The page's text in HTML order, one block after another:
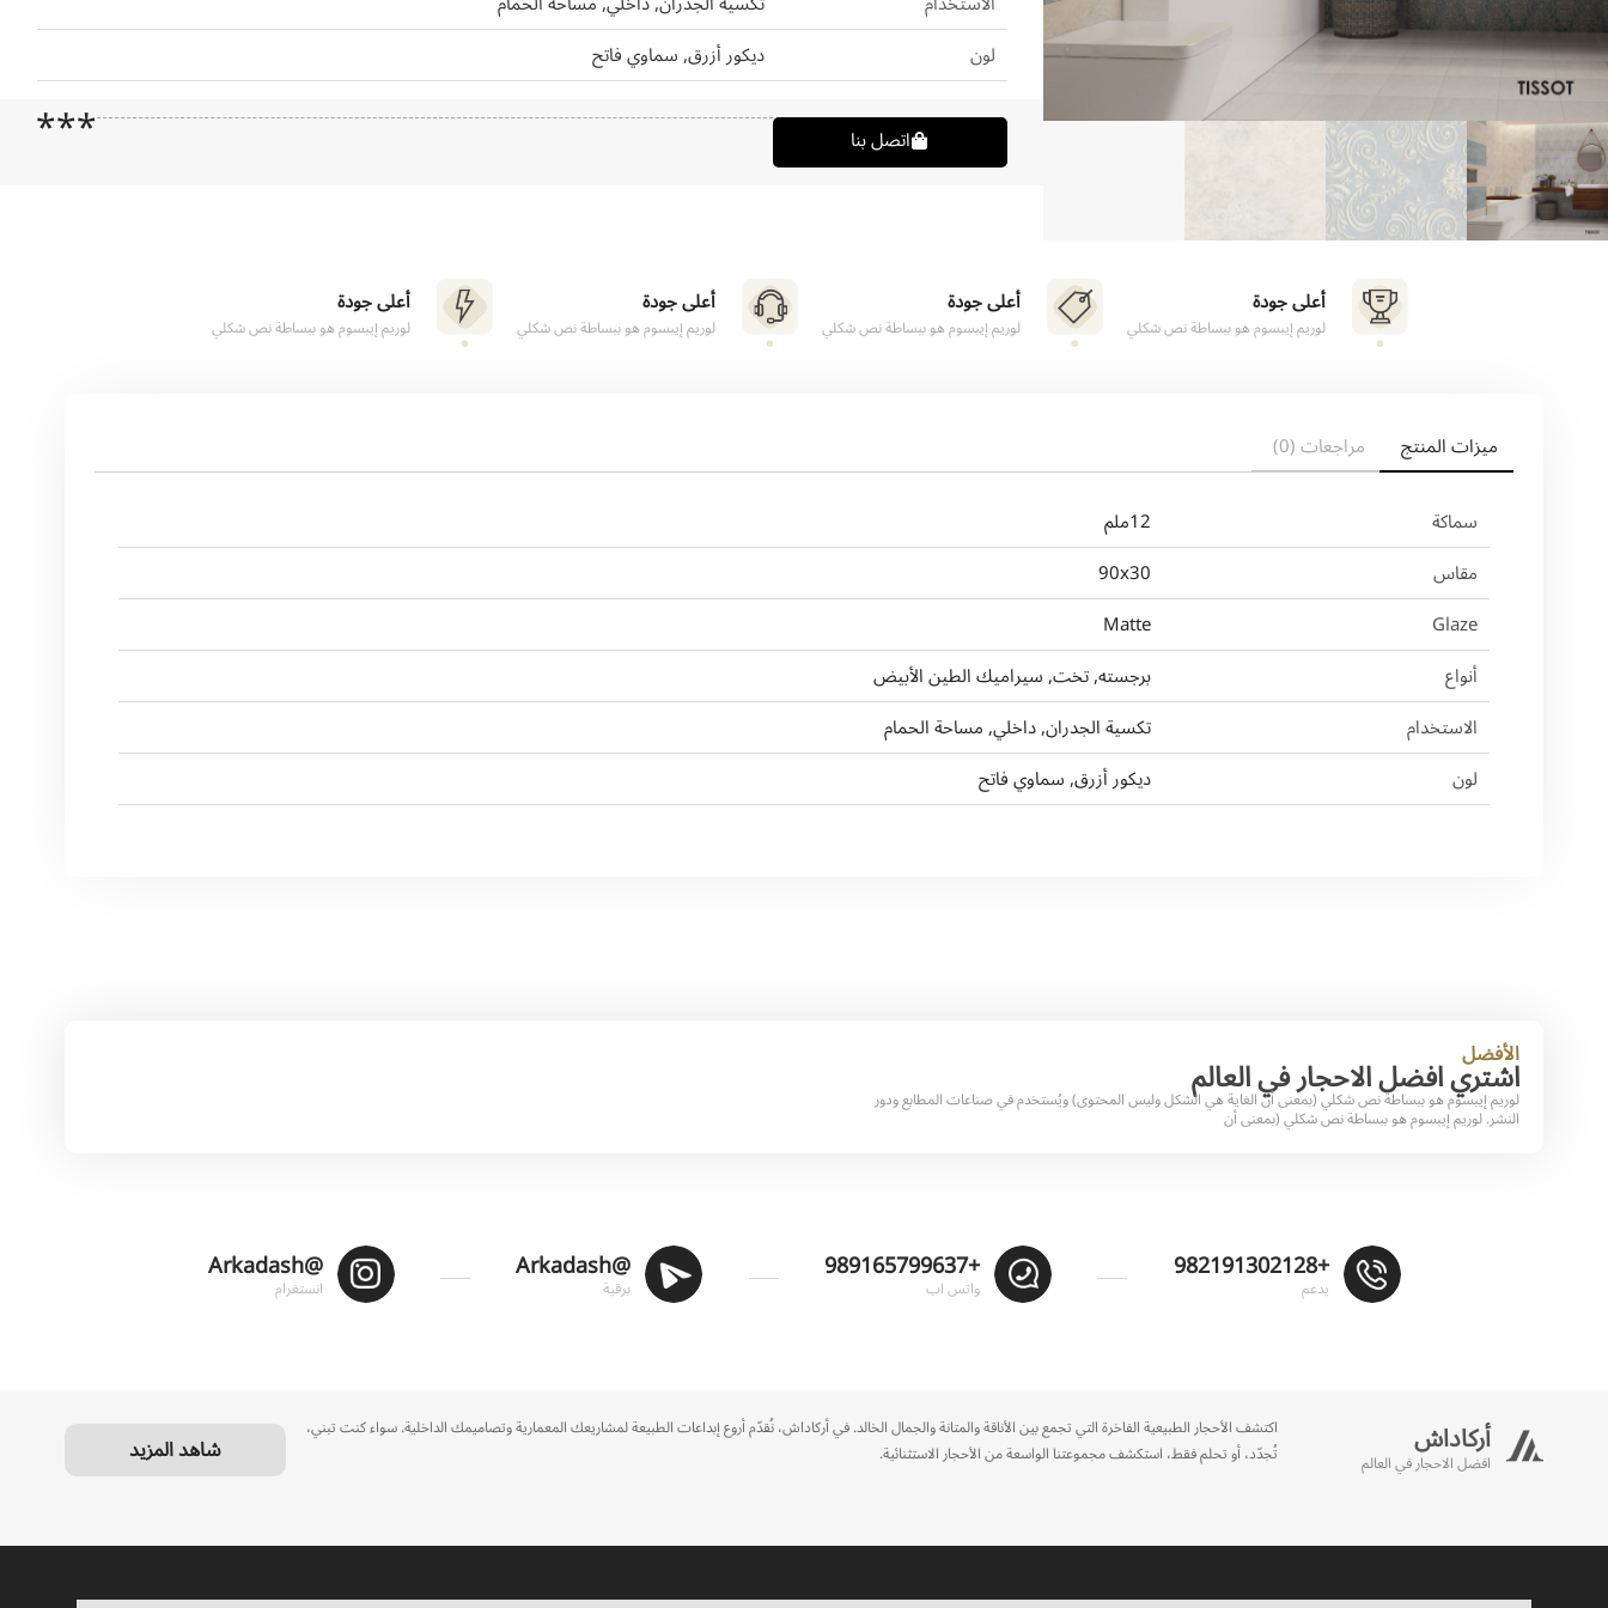
لون
ديكور أزرق, سماوي فاتح
اتصل بنا ***
أعلى جودة
لوريم إيبسوم هو ببساطة نص شكلي
أعلى جودة
لوريم إيبسوم هو ببساطة نص شكلي
أعلى جودة
لوريم إيبسوم هو ببساطة نص شكلي
أعلى جودة
لوريم إيبسوم هو ببساطة نص شكلي
ميزات المنتج
مراجعات (0)
سماكة
12ملم
مقاس
90x30
Glaze
Matte
أنواع
برجسته, تخت, سيراميك الطين الأبيض
الاستخدام
تكسية الجدران, داخلي, مساحة الحمام
لون
ديكور أزرق, سماوي فاتح
الأفضل
اشتري افضل الاحجار في العالم
لوريم إيبسوم هو ببساطة نص شكلي (بمعنى أن الغاية هي الشكل وليس المحتوى) ويُستخدم في صناعات المطابع ودور
النشر. لوريم إيبسوم هو ببساطة نص شكلي (بمعنى أن
+982191302128
يدعم
+989165799637
واتس اب
@Arkadash
برقية
@Arkadash
انستغرام
أركاداش
افضل الاحجار في العالم
اكتشف الأحجار الطبيعية الفاخرة التي تجمع بين الأناقة والمتانة والجمال الخالد. في أركاداش، نُقدّم أروع إبداعات الطبيعة لمشاريعك المعمارية وتصاميمك الداخلية. سواء كنت تبني،
تُجدّد، أو تحلم فقط، استكشف مجموعتنا الواسعة من الأحجار الاستثنائية.
شاهد المزيد